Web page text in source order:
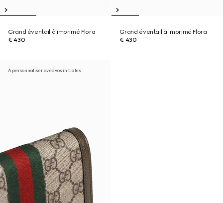
Grand éventail à imprimé Flora
€ 430
Grand éventail à imprimé Flora
€ 430
À personnaliser avec vos initiales